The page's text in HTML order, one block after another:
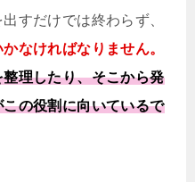
すだけでは終わらず、
なければなりません。
理したり、そこから発
の役割に向いているで